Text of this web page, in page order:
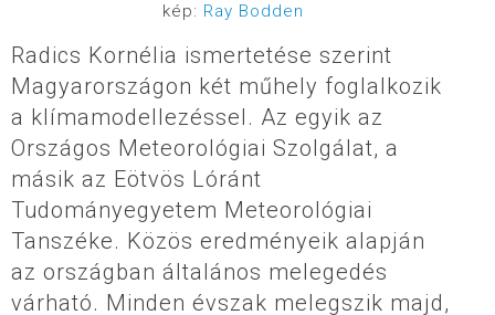
kép: Ray Bodden
Radics Kornélia ismertetése szerint
Magyarországon két műhely foglalkozik
a klímamodellezéssel. Az egyik az
Országos Meteorológiai Szolgálat, a
másik az Eötvös Lóránt
Tudományegyetem Meteorológiai
Tanszéke. Közös eredményeik alapján
az országban általános melegedés
várható. Minden évszak melegszik majd,